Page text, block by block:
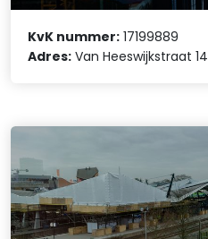
KvK nummer: 17199889
Adres: Van Heeswijkstraat 14